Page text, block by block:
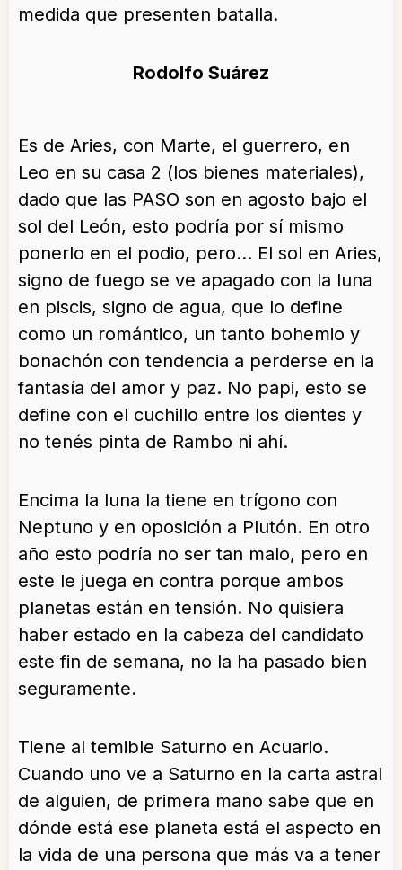
medida que presenten batalla.
Rodolfo Suárez
Es de Aries, con Marte, el guerrero, en
Leo en su casa 2 (los bienes materiales),
dado que las PASO son en agosto bajo el
sol del León, esto podría por sí mismo
ponerlo en el podio, pero… El sol en Aries,
signo de fuego se ve apagado con la luna
en piscis, signo de agua, que lo define
como un romántico, un tanto bohemio y
bonachón con tendencia a perderse en la
fantasía del amor y paz. No papi, esto se
define con el cuchillo entre los dientes y
no tenés pinta de Rambo ni ahí.
Encima la luna la tiene en trígono con
Neptuno y en oposición a Plutón. En otro
año esto podría no ser tan malo, pero en
este le juega en contra porque ambos
planetas están en tensión. No quisiera
haber estado en la cabeza del candidato
este fin de semana, no la ha pasado bien
seguramente.
Tiene al temible Saturno en Acuario.
Cuando uno ve a Saturno en la carta astral
de alguien, de primera mano sabe que en
dónde está ese planeta está el aspecto en
la vida de una persona que más va a tener